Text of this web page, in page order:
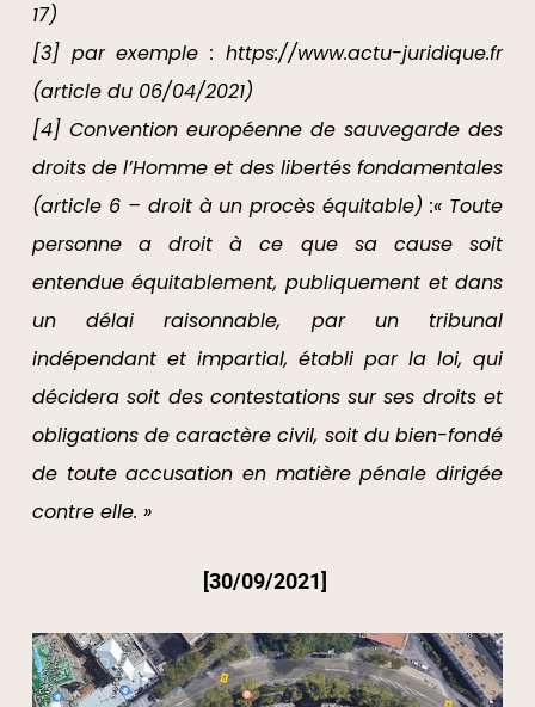
17)
[3] par exemple : https://www.actu-juridique.fr
(article du 06/04/2021)
[4] Convention européenne de sauvegarde des
droits de l’Homme et des libertés fondamentales
(article 6 – droit à un procès équitable) :« Toute
personne a droit à ce que sa cause soit
entendue équitablement, publiquement et dans
un délai raisonnable, par un tribunal
indépendant et impartial, établi par la loi, qui
décidera soit des contestations sur ses droits et
obligations de caractère civil, soit du bien-fondé
de toute accusation en matière pénale dirigée
contre elle. »
[30/09/2021]